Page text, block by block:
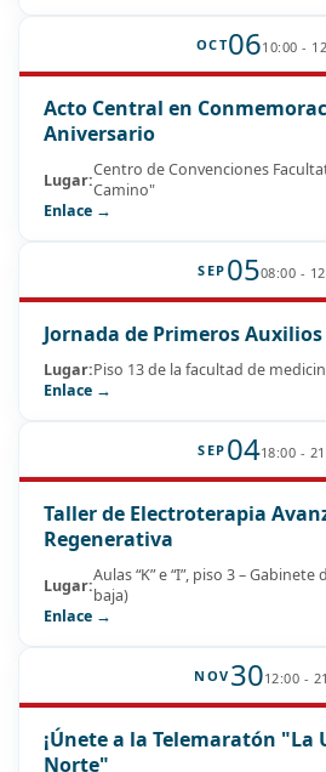
OCT0610:00 -
Acto Central en
Aniversario
Lugar:Centro de Convenciones
Camino"
Enlace →
SEP 0508:00 -
Jornada de Primeros Auxilios
Lugar:Piso 13 de la facultad de
Enlace →
SEP 0418:00 -
Taller de Electroterapia
Regenerativa
Lugar:Aulas “K” e “I”, piso 3 –
baja)
Enlace →
NOV 3012:00 -
¡Únete a la Telemaratón "La
Norte"